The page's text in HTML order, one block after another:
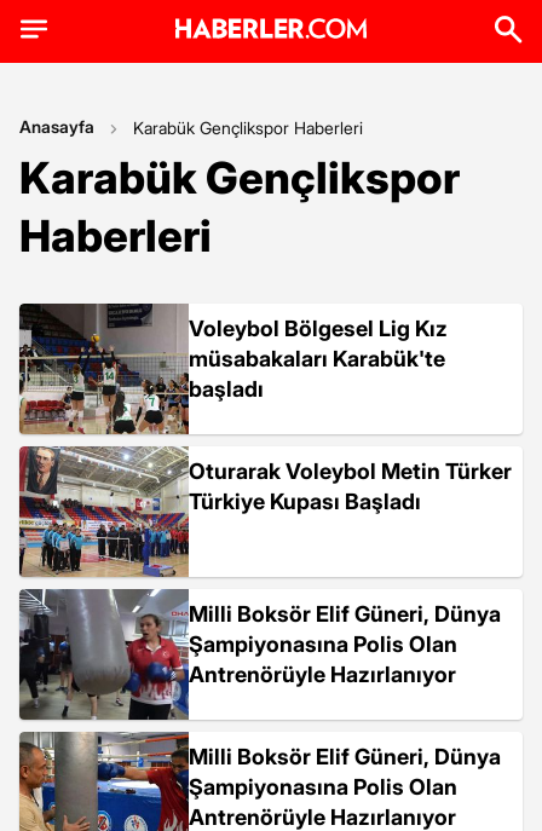
Anasayfa Karabük Gençlikspor Haberleri
Karabük Gençlikspor
Haberleri
Voleybol Bölgesel Lig Kız
müsabakaları Karabük'te
başladı
Oturarak Voleybol Metin Türker
Türkiye Kupası Başladı
Milli Boksör Elif Güneri, Dünya
Şampiyonasına Polis Olan
Antrenörüyle Hazırlanıyor
Milli Boksör Elif Güneri, Dünya
Şampiyonasına Polis Olan
Antrenörüyle Hazırlanıyor